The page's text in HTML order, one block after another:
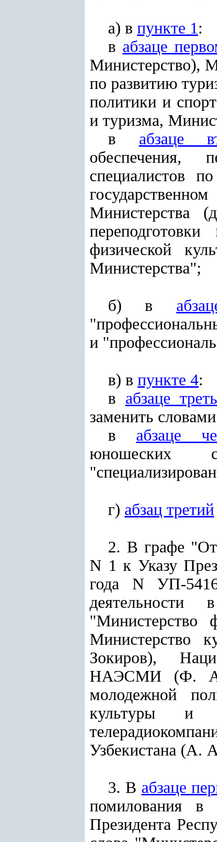
а) в пункте 1:
в абзаце
Министерство),
по развитию
политики и
и туризма,
в абзаце
обеспечения,
специалистов
Министерства
физической
Министерства";
б) в
и
в) в пункте 4:
в абзаце
заменить
в абзаце
юношеских
г) абзац третий
2. В графе
N 1 к Указу
года N УП-
деятельности
"Министерство
Министерство
Зокиров),
НАЭСМИ (Ф.
молодежной
культуры и
Узбекистана (А.
3. В абзаце
помилования в
Президента